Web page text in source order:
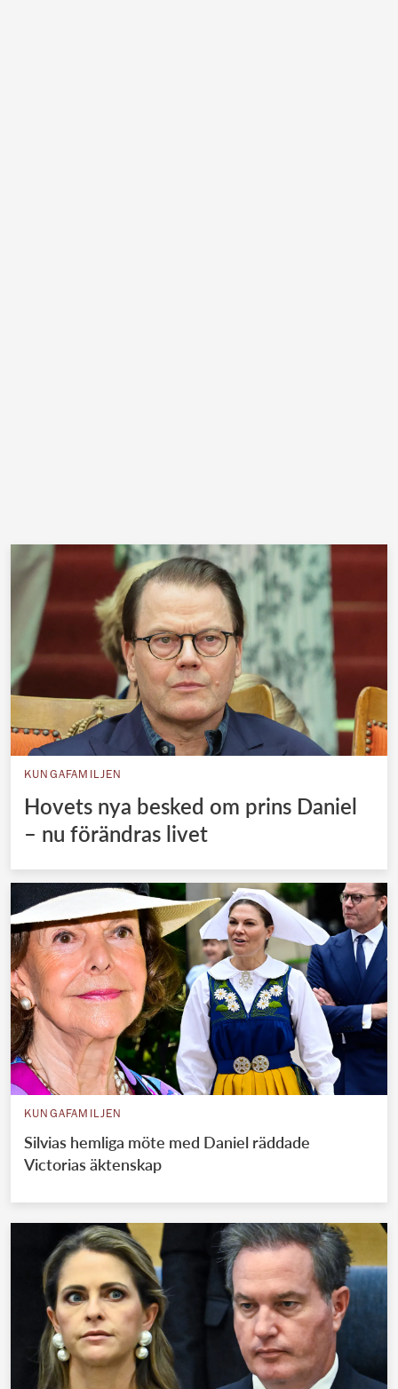
KUNGAFAMILJEN
Hovets nya besked om prins Daniel
– nu förändras livet
KUNGAFAMILJEN
Silvias hemliga möte med Daniel räddade
Victorias äktenskap